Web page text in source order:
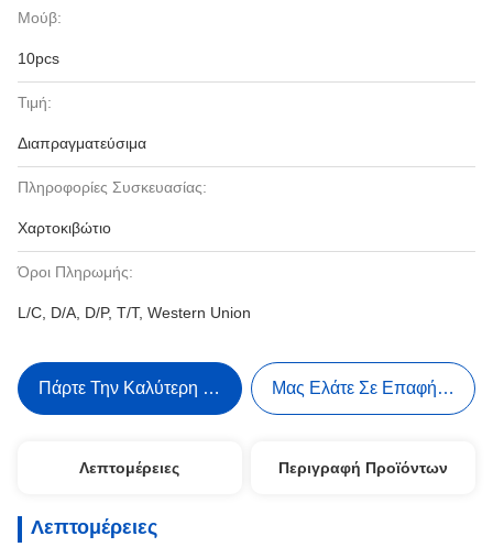
Μούβ:
10pcs
Τιμή:
Διαπραγματεύσιμα
Πληροφορίες Συσκευασίας:
Χαρτοκιβώτιο
Όροι Πληρωμής:
L/C, D/A, D/P, T/T, Western Union
Πάρτε Την Καλύτερη Τιμή Μας Ελάτε Σε Επαφή Με
Λεπτομέρειες Περιγραφή Προϊόντων
Λεπτομέρειες